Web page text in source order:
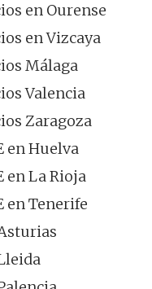
en Ourense
en Vizcaya
Málaga
Valencia
Zaragoza
en Huelva
en La Rioja
en Tenerife